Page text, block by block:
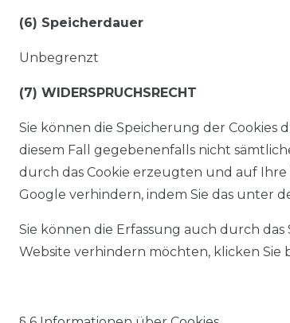
(6) Speicherdauer
Unbegrenzt
(7) WIDERSPRUCHSRECHT
Sie können die Speicherung der Cookies
diesem Fall gegebenenfalls nicht
durch das Cookie erzeugten und auf
Google verhindern, indem Sie das unter
Sie können die Erfassung auch durch
Website verhindern möchten, klicken Sie